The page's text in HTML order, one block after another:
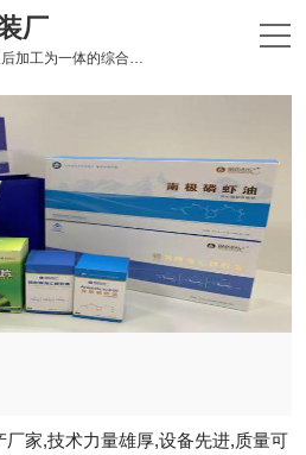
厂
集设计,制版,印刷以及后加工为一体的综合性印刷企业
家,技术力量雄厚,设备先进,质量可